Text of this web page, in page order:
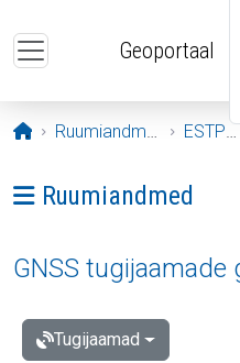
Geoportaal
Avaleht
Ruumiandmed ESTPOS
Ava menüü:
Ruumiandmed
GNSS tugijaamade
Tugijaamad